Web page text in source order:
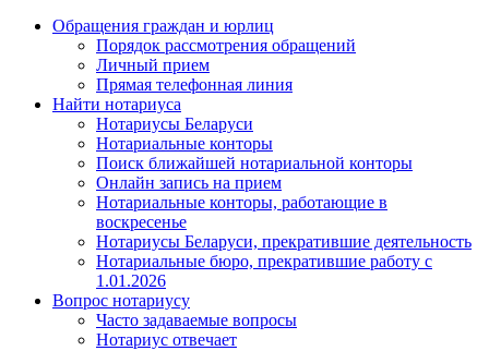
Обращения граждан и юрлиц
Порядок рассмотрения обращений
Личный прием
Прямая телефонная линия
Найти нотариуса
Нотариусы Беларуси
Нотариальные конторы
Поиск ближайшей нотариальной конторы
Онлайн запись на прием
Нотариальные конторы, работающие в
воскресенье
Нотариусы Беларуси, прекратившие деятельность
Нотариальные бюро, прекратившие работу с
1.01.2026
Вопрос нотариусу
Часто задаваемые вопросы
Нотариус отвечает